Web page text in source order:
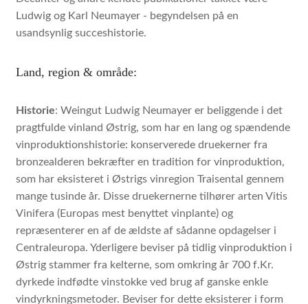
Ludwig og Karl Neumayer - begyndelsen på en
usandsynlig succeshistorie.
Land, region & område:
Historie: Weingut Ludwig Neumayer er beliggende i det
pragtfulde vinland Østrig, som har en lang og spændende
vinproduktionshistorie: konserverede druekerner fra
bronzealderen bekræfter en tradition for vinproduktion,
som har eksisteret i Østrigs vinregion Traisental gennem
mange tusinde år. Disse druekernerne tilhører arten Vitis
Vinifera (Europas mest benyttet vinplante) og
repræsenterer en af ​​de ældste af sådanne opdagelser i
Centraleuropa. Yderligere beviser på tidlig vinproduktion i
Østrig stammer fra kelterne, som omkring år 700 f.Kr.
dyrkede indfødte vinstokke ved brug af ganske enkle
vindyrkningsmetoder. Beviser for dette eksisterer i form